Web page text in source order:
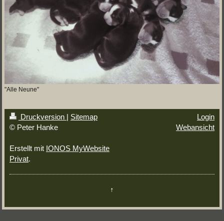
"Alle Neune"
Druckversion | Sitemap
© Peter Hanke
Erstellt mit IONOS MyWebsite
Privat.
Login
Webansicht
↑